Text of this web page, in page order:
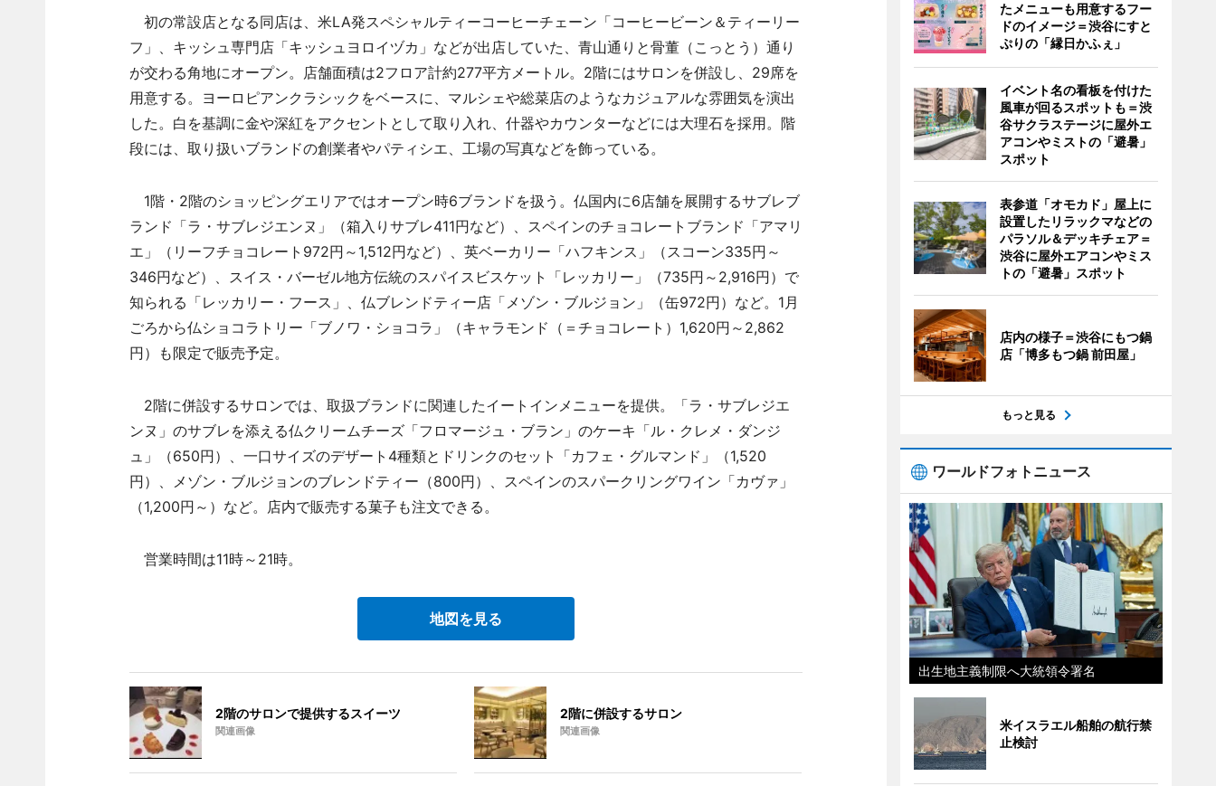
初の常設店となる同店は、米LA発スペシャルティーコーヒーチェーン「コーヒービーン＆ティーリー
フ」、キッシュ専門店「キッシュヨロイヅカ」などが出店していた、青山通りと骨董（こっとう）通り
が交わる角地にオープン。店舗面積は2フロア計約277平方メートル。2階にはサロンを併設し、29席を
用意する。ヨーロピアンクラシックをベースに、マルシェや総菜店のようなカジュアルな雰囲気を演出
した。白を基調に金や深紅をアクセントとして取り入れ、什器やカウンターなどには大理石を採用。階
段には、取り扱いブランドの創業者やパティシエ、工場の写真などを飾っている。
1階・2階のショッピングエリアではオープン時6ブランドを扱う。仏国内に6店舗を展開するサブレブ
ランド「ラ・サブレジエンヌ」（箱入りサブレ411円など）、スペインのチョコレートブランド「アマリ
エ」（リーフチョコレート972円～1,512円など）、英ベーカリー「ハフキンス」（スコーン335円～
346円など）、スイス・バーゼル地方伝統のスパイスビスケット「レッカリー」（735円～2,916円）で
知られる「レッカリー・フース」、仏ブレンドティー店「メゾン・ブルジョン」（缶972円）など。1月
ごろから仏ショコラトリー「ブノワ・ショコラ」（キャラモンド（＝チョコレート）1,620円～2,862
円）も限定で販売予定。
2階に併設するサロンでは、取扱ブランドに関連したイートインメニューを提供。「ラ・サブレジエ
ンヌ」のサブレを添える仏クリームチーズ「フロマージュ・ブラン」のケーキ「ル・クレメ・ダンジ
ュ」（650円）、一口サイズのデザート4種類とドリンクのセット「カフェ・グルマンド」（1,520
円）、メゾン・ブルジョンのブレンドティー（800円）、スペインのスパークリングワイン「カヴァ」
（1,200円～）など。店内で販売する菓子も注文できる。
営業時間は11時～21時。
地図を見る
2階のサロンで提供するスイーツ
関連画像
2階に併設するサロン
関連画像
たメニューも用意するフー
ドのイメージ＝渋谷にすと
ぷりの「縁日かふぇ」
イベント名の看板を付けた
風車が回るスポットも＝渋
谷サクラステージに屋外エ
アコンやミストの「避暑」
スポット
表参道「オモカド」屋上に
設置したリラックマなどの
パラソル＆デッキチェア＝
渋谷に屋外エアコンやミス
トの「避暑」スポット
店内の様子＝渋谷にもつ鍋
店「博多もつ鍋 前田屋」
もっと見る
ワールドフォトニュース
出生地主義制限へ大統領令署名
米イスラエル船舶の航行禁
止検討